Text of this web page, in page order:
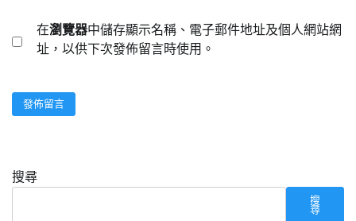
在瀏覽器中儲存顯示名稱、電子郵件地址及個人網站網
址，以供下次發佈留言時使用。
搜尋
搜
尋